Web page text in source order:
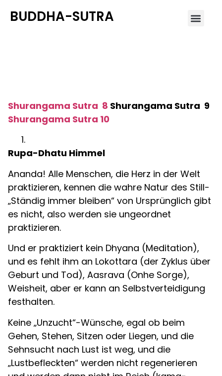
BUDDHA-SUTRA
Shurangama Sutra 8 Shurangama Sutra 9
Shurangama Sutra 10
Rupa-Dhatu Himmel
Ananda! Alle Menschen, die Herz in der Welt
praktizieren, kennen die wahre Natur des Still-
„Ständig immer bleiben“ von Ursprünglich gibt
es nicht, also werden sie ungeordnet
praktizieren.
Und er praktiziert kein Dhyana (Meditation),
und es fehlt ihm an Lokottara (der Zyklus über
Geburt und Tod), Aasrava (Onhe Sorge),
Weisheit, aber er kann an Selbstverteidigung
festhalten.
Keine „Unzucht“-Wünsche, egal ob beim
Gehen, Stehen, Sitzen oder Liegen, und die
Sehnsucht nach Lust ist weg, und die
„Lustbefleckten“ werden nicht regenerieren